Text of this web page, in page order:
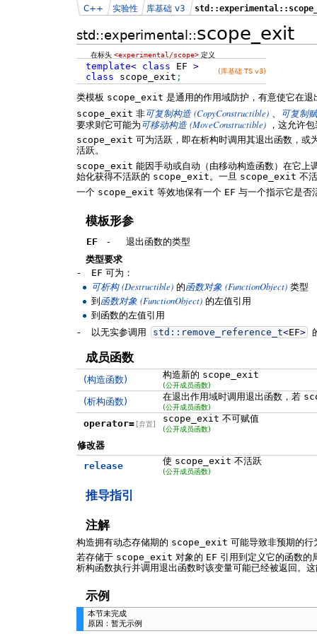
std::experimental::scope_exit
C++ 实验性 库基础 v3
在标头<experimental/scope> 定义
template< class EF >
class scope_exit ;
(库基础 TS v3)
类模板 scope_exit 是通用的作用域防护，有意使它在
scope_exit 非可复制构造 (CopyConstructible)
可复制
要求则它可能为 可移动构造 (MoveConstructible)
，这允许
scope_exit 可为活跃，即在析构时调用其退出函数，
活跃。
scope_exit 能因手动或自动（由移动构造函数）在它上
始化获得不活跃的 scope_exit 。一旦 scope_exit 不
一个 scope_exit 等效地保有一个 EF 与一个指示它是否
模板形参
EF -
退出函数的类型
类型要求
-
EF 可为：
可析构 (Destructible) 的函数对象 (FunctionObject) 类型
到 函数对象 (FunctionObject) 的左值引用
到函数的左值引用
-
以无实参调用 std:: remove_reference_t<EF>
成员函数
(构造函数) 构造新的 scope_exit
(公开成员函数)
(析构函数) 在退出作用域时调用退出函数，若
(公开成员函数)
operator= [弃置] scope_exit 不可赋值
(公开成员函数)
修改器
release
使 scope_exit 不活跃
(公开成员函数)
推导指引
注解
构造拥有动态存储期的 scope_exit 可能导致非预期的行
若存储于 scope_exit 对象的 EF 引用到定义它的函数
析构函数执行并调用退出函数时该变量可能已经被返回。
示例
本节未完成
原因：暂无示例